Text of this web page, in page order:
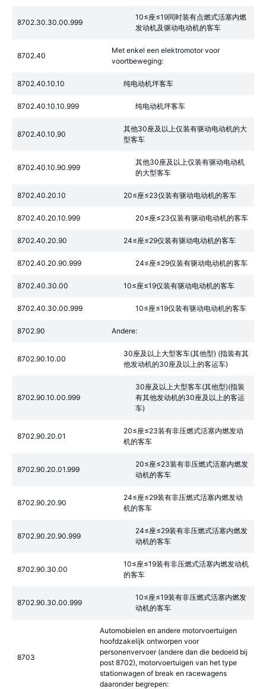
8702.30.30.00.999
10≤座≤19同时装有点燃式活塞内燃
发动机及驱动电动机的客车
8702.40
Met enkel een elektromotor voor
voortbeweging:
8702.40.10.10 纯电动机坪客车
8702.40.10.10.999 纯电动机坪客车
8702.40.10.90
其他30座及以上仅装有驱动电动机的大
型客车
8702.40.10.90.999
其他30座及以上仅装有驱动电动机
的大型客车
8702.40.20.10 20≤座≤23仅装有驱动电动机的客车
8702.40.20.10.999 20≤座≤23仅装有驱动电动机的客车
8702.40.20.90 24≤座≤29仅装有驱动电动机的客车
8702.40.20.90.999 24≤座≤29仅装有驱动电动机的客车
8702.40.30.00 10≤座≤19仅装有驱动电动机的客车
8702.40.30.00.999 10≤座≤19仅装有驱动电动机的客车
8702.90 Andere:
8702.90.10.00
30座及以上大型客车(其他型) (指装有其
他发动机的30座及以上的客运车)
8702.90.10.00.999
30座及以上大型客车(其他型)(指装
有其他发动机的30座及以上的客运
车)
8702.90.20.01
20≤座≤23装有非压燃式活塞内燃发动
机的客车
8702.90.20.01.999
20≤座≤23装有非压燃式活塞内燃发
动机的客车
8702.90.20.90
24≤座≤29装有非压燃式活塞内燃发动
机的客车
8702.90.20.90.999
24≤座≤29装有非压燃式活塞内燃发
动机的客车
8702.90.30.00
10≤座≤19装有非压燃式活塞内燃发动机
的客车
8702.90.30.00.999
10≤座≤19装有非压燃式活塞内燃发
动机的客车
8703
Automobielen en andere motorvoertuigen
hoofdzakelijk ontworpen voor
personenvervoer (andere dan die bedoeld bij
post 8702), motorvoertuigen van het type
stationwagen of break en racewagens
daaronder begrepen: